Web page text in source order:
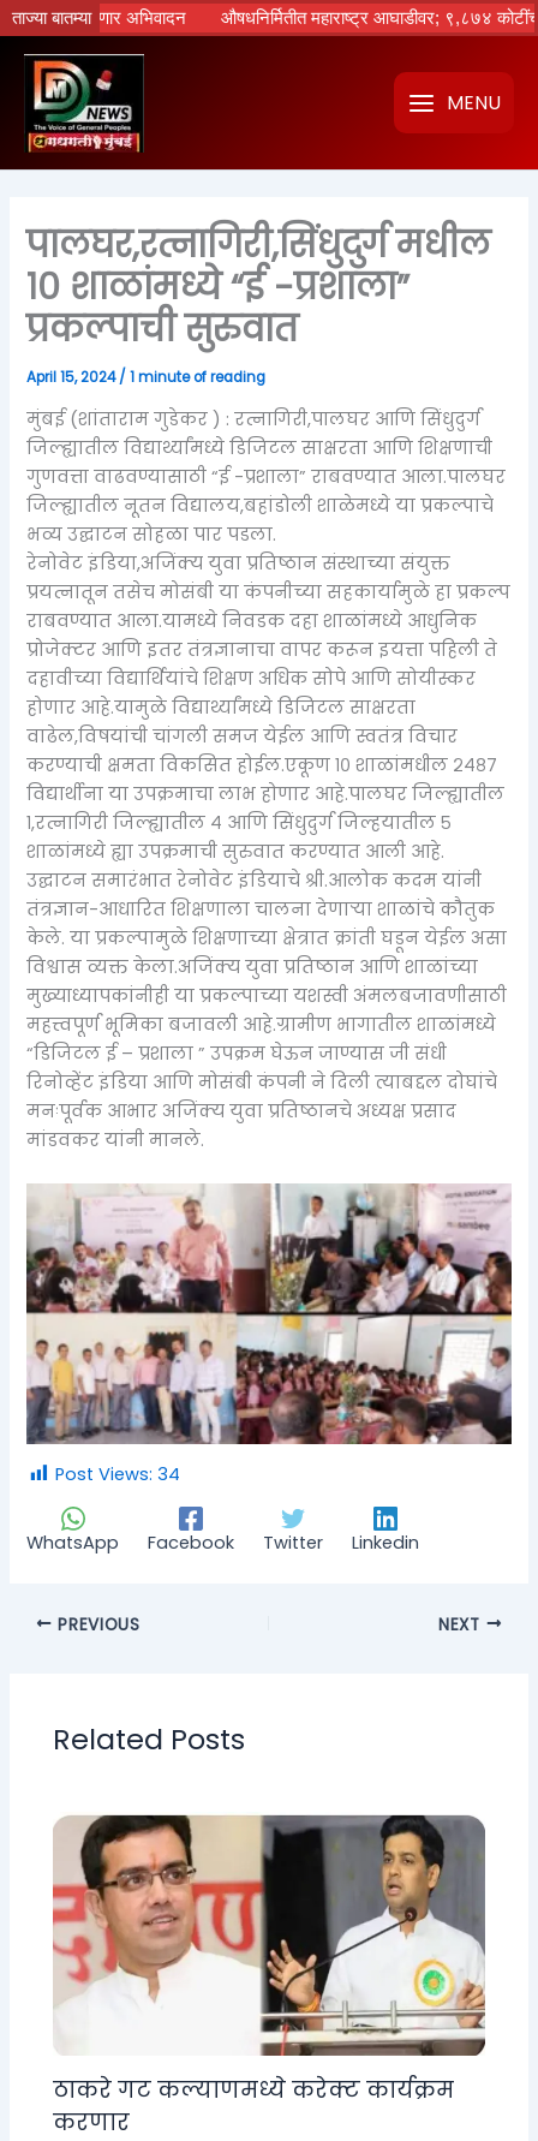
ताज्या बातम्या
वाहणार अभिवादन औषधनिर्मितीत महाराष्ट्र आघाडीवर; ९,८७४ कोटींची
Skip
to
content
MENU
पालघर,रत्नागिरी,सिंधुदुर्ग मधील
१० शाळांमध्ये “ई -प्रशाला”
प्रकल्पाची सुरुवात
April 15, 2024/1 minute of reading
मुंबई (शांताराम गुडेकर ) : रत्नागिरी,पालघर आणि सिंधुदुर्ग
जिल्ह्यातील विद्यार्थ्यांमध्ये डिजिटल साक्षरता आणि शिक्षणाची
गुणवत्ता वाढवण्यासाठी “ई -प्रशाला” राबवण्यात आला.पालघर
जिल्ह्यातील नूतन विद्यालय,बहांडोली शाळेमध्ये या प्रकल्पाचे
भव्य उद्घाटन सोहळा पार पडला.
रेनोवेट इंडिया,अजिंक्य युवा प्रतिष्ठान संस्थाच्या संयुक्त
प्रयत्नातून तसेच मोसंबी या कंपनीच्या सहकार्यामुळे हा प्रकल्प
राबवण्यात आला.यामध्ये निवडक दहा शाळांमध्ये आधुनिक
प्रोजेक्टर आणि इतर तंत्रज्ञानाचा वापर करून इयत्ता पहिली ते
दहावीच्या विद्यार्थियांचे शिक्षण अधिक सोपे आणि सोयीस्कर
होणार आहे.यामुळे विद्यार्थ्यांमध्ये डिजिटल साक्षरता
वाढेल,विषयांची चांगली समज येईल आणि स्वतंत्र विचार
करण्याची क्षमता विकसित होईल.एकूण १० शाळांमधील २४८७
विद्यार्थीना या उपक्रमाचा लाभ होणार आहे.पालघर जिल्ह्यातील
१,रत्नागिरी जिल्ह्यातील ४ आणि सिंधुदुर्ग जिल्हयातील ५
शाळांमध्ये ह्या उपक्रमाची सुरुवात करण्यात आली आहे.
उद्घाटन समारंभात रेनोवेट इंडियाचे श्री.आलोक कदम यांनी
तंत्रज्ञान-आधारित शिक्षणाला चालना देणाऱ्या शाळांचे कौतुक
केले. या प्रकल्पामुळे शिक्षणाच्या क्षेत्रात क्रांती घडून येईल असा
विश्वास व्यक्त केला.अजिंक्य युवा प्रतिष्ठान आणि शाळांच्या
मुख्याध्यापकांनीही या प्रकल्पाच्या यशस्वी अंमलबजावणीसाठी
महत्त्वपूर्ण भूमिका बजावली आहे.ग्रामीण भागातील शाळांमध्ये
“डिजिटल ई – प्रशाला ” उपक्रम घेऊन जाण्यास जी संधी
रिनोव्हेंट इंडिया आणि मोसंबी कंपनी ने दिली त्याबद्दल दोघांचे
मनःपूर्वक आभार अजिंक्य युवा प्रतिष्ठानचे अध्यक्ष प्रसाद
मांडवकर यांनी मानले.
Post Views: 34
WhatsApp Facebook Twitter Linkedin
PREVIOUS NEXT
Related Posts
ठाकरे गट कल्याणमध्ये करेक्ट कार्यक्रम
करणार